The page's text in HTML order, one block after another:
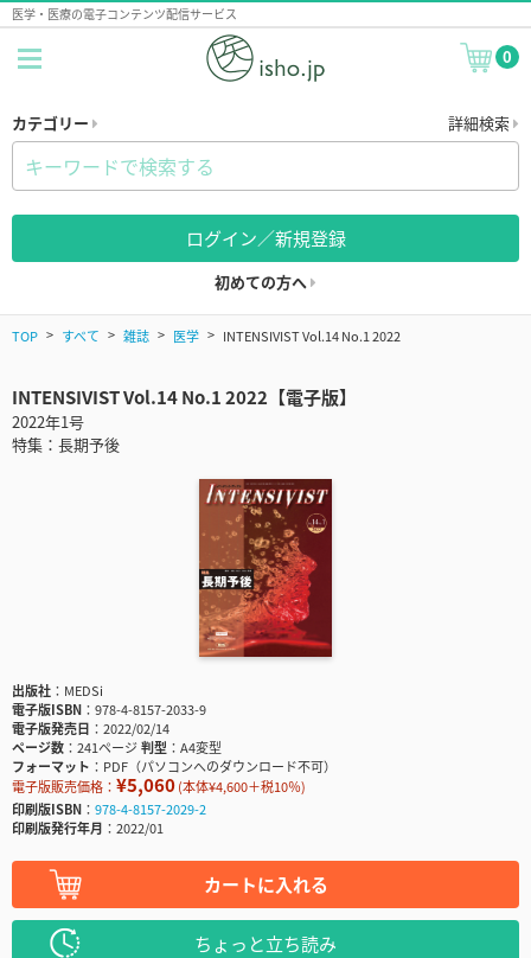
医学・医療の電子コンテンツ配信サービス
0
カテゴリー 詳細検索
ログイン／新規登録
初めての方へ
TOP すべて 雑誌 医学 INTENSIVIST Vol.14 No.1 2022
INTENSIVIST Vol.14 No.1 2022【電子版】
2022年1号
特集：長期予後
出版社
MEDSi
電子版ISBN
978-4-8157-2033-9
電子版発売日
2022/02/14
ページ数
241ページ判型
A4変型
フォーマット
PDF（パソコンへのダウンロード不可）
電子版販売価格： ¥5,060(本体¥4,600＋税10％)
印刷版ISBN
978-4-8157-2029-2
印刷版発行年月
2022/01
カートに入れる
ちょっと立ち読み